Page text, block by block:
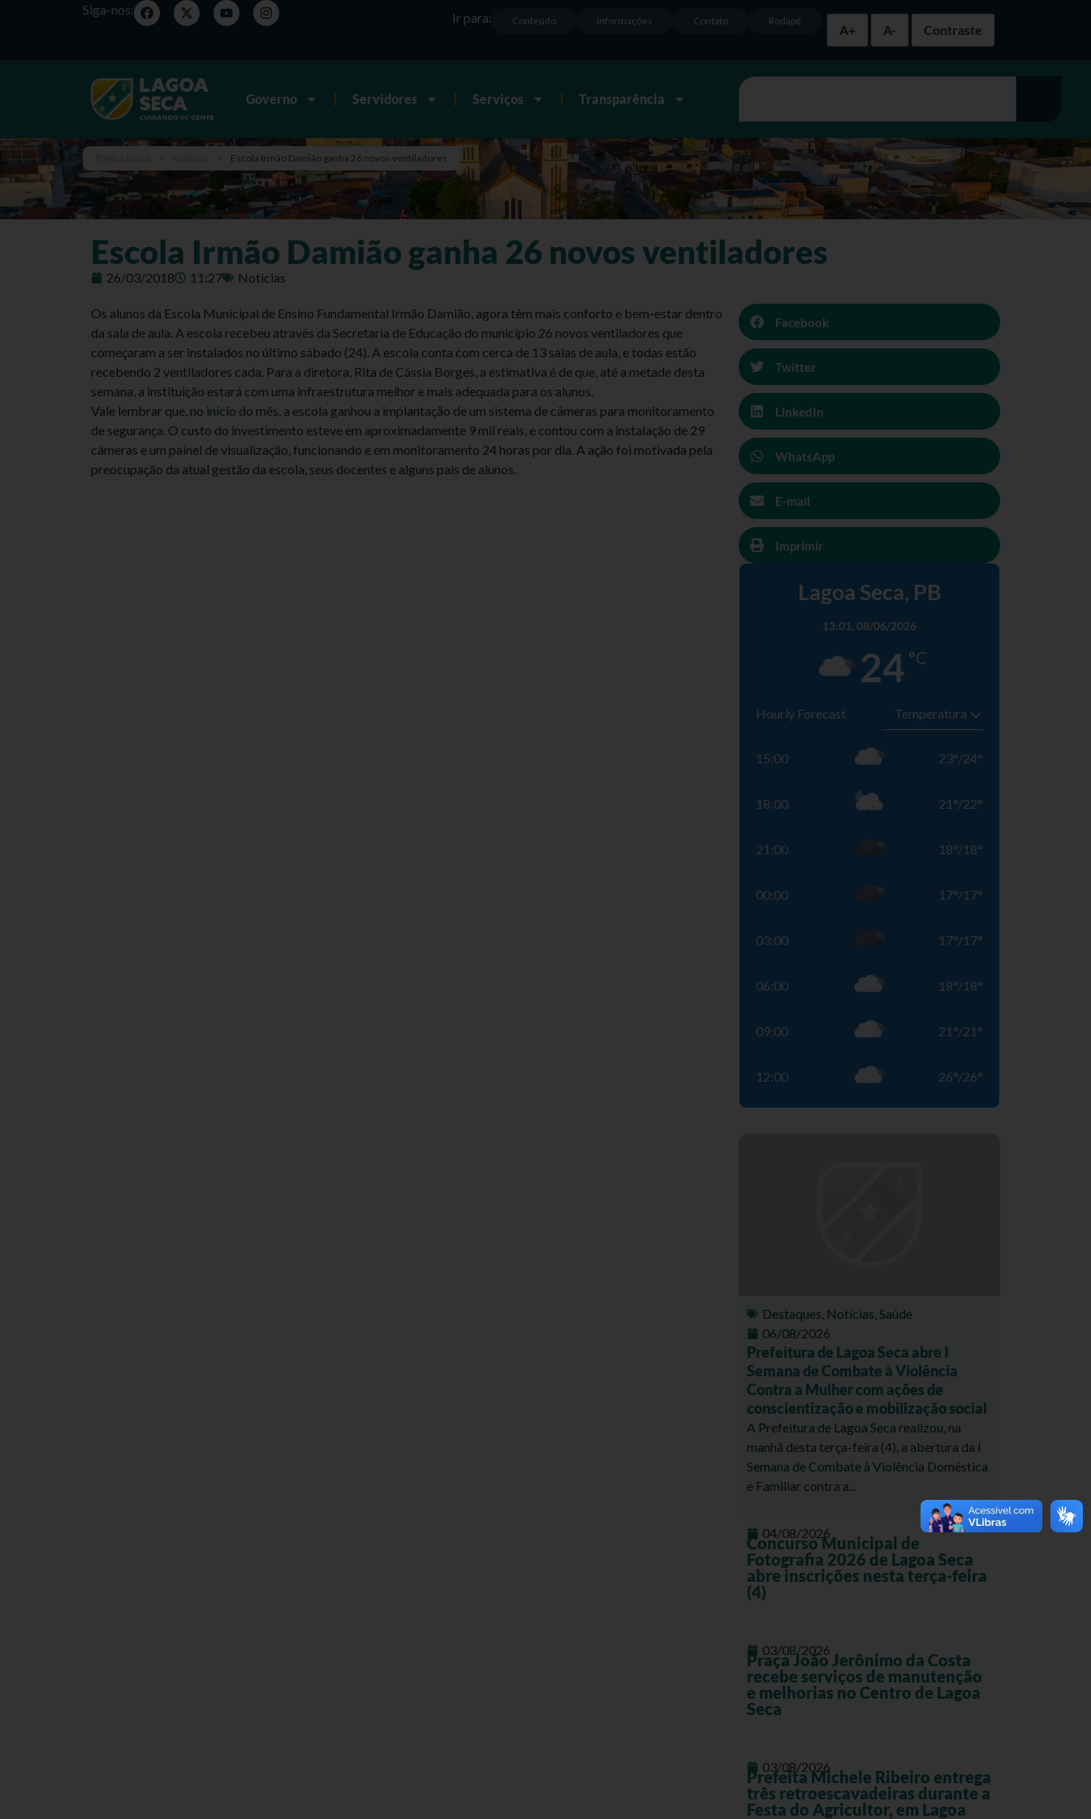
Siga-nos:
A+
A- Contraste
Rodapé
Contato
Informações
Conteúdo
Ir para:
Governo Servidores Serviços Transparência
Escola Irmão Damião ganha 26 novos ventiladores
Escola Irmão Damião ganha 26 novos ventiladores
26/03/2018 11:27 Notícias
Os alunos da Escola Municipal de Ensino Fundamental Irmão Damião, agora têm mais conforto e bem-estar dentro
da sala de aula. A escola recebeu através da Secretaria de Educação do município 26 novos ventiladores que
começaram a ser instalados no último sábado (24). A escola conta com cerca de 13 salas de aula, e todas estão
recebendo 2 ventiladores cada. Para a diretora, Rita de Cássia Borges, a estimativa é de que, até a metade desta
semana, a instituição estará com uma infraestrutura melhor e mais adequada para os alunos.
Vale lembrar que, no início do mês, a escola ganhou a implantação de um sistema de câmeras para monitoramento
de segurança. O custo do investimento esteve em aproximadamente 9 mil reais, e contou com a instalação de 29
câmeras e um painel de visualização, funcionando e em monitoramento 24 horas por dia. A ação foi motivada pela
preocupação da atual gestão da escola, seus docentes e alguns pais de alunos.
Facebook
Twitter
LinkedIn
WhatsApp
E-mail
Imprimir
Lagoa Seca, PB
13:01, 08/06/2026
24 °C
Hourly Forecast
15:00 23°/24°
18:00 21 °/22°
21:00 18°/18°
00:00 17°/17°
03:00 17°/17°
06:00 18°/18°
09:00 21 °/21 °
12:00 26°/26°
Destaques, Notícias,Saúde
06/08/2026
Prefeitura de Lagoa Seca abre I
Semana de Combate à Violência
Contra a Mulher com ações de
conscientização e mobilização social
A Prefeitura de Lagoa Seca realizou, na
manhã desta terça-feira (4), a abertura da I
Semana de Combate à Violência Doméstica
e Familiar contra a...
04/08/2026
Concurso Municipal de
Fotografia 2026 de Lagoa Seca
abre inscrições nesta terça-feira
(4)
03/08/2026
Praça João Jerônimo da Costa
recebe serviços de manutenção
e melhorias no Centro de Lagoa
Seca
03/08/2026
Prefeita Michele Ribeiro entrega
três retroescavadeiras durante a
Festa do Agricultor, em Lagoa